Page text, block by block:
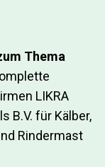
Thema
LIKRA
B.V. für Kälber,
Rindermast